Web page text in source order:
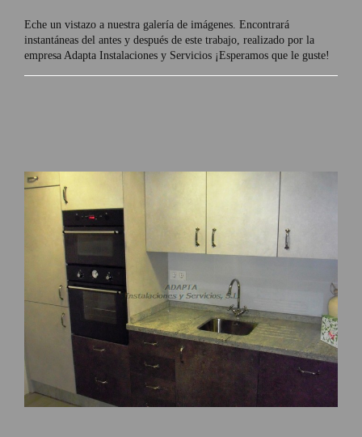
Eche un vistazo a nuestra galería de imágenes. Encontrará
instantáneas del antes y después de este trabajo, realizado por la
empresa Adapta Instalaciones y Servicios ¡Esperamos que le guste!